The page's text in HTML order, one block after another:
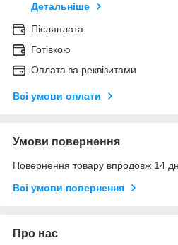
Детальніше
Післяплата
Готівкою
Оплата за реквізитами
Всі умови оплати
Умови повернення
Повернення товару впродовж 14
Всі умови повернення
Про нас